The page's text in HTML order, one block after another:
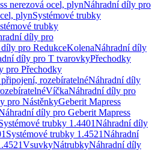
nerezová ocel, plynNáhradní díly pro
plynSystémové trubky
trubky
díly pro
pro RedukceKolenaNáhradní díly
díly pro T tvarovkyPřechodky
pro Přechodky
rozebíratelnéNáhradní díly
VíčkaNáhradní díly pro
pro NástěnkyGeberit Mapress
díly pro Geberit Mapress
trubky 1.4401Náhradní díly
Systémové trubky 1.4521Náhradní
VsuvkyNátrubkyNáhradní díly